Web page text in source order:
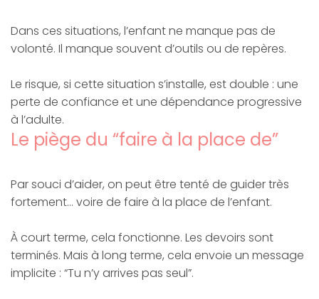
Dans ces situations, l’enfant ne manque pas de
volonté. Il manque souvent d’outils ou de repères.
Le risque, si cette situation s’installe, est double : une
perte de confiance et une dépendance progressive
à l’adulte.
Le piège du “faire à la place de”
Par souci d’aider, on peut être tenté de guider très
fortement… voire de faire à la place de l’enfant.
À court terme, cela fonctionne. Les devoirs sont
terminés. Mais à long terme, cela envoie un message
implicite : “Tu n’y arrives pas seul”.